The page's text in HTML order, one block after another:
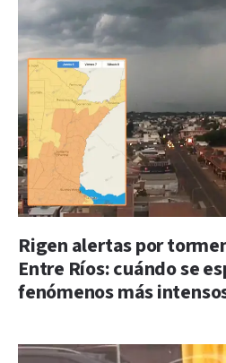
Rigen alertas por
Entre Ríos: cuándo se
fenómenos más